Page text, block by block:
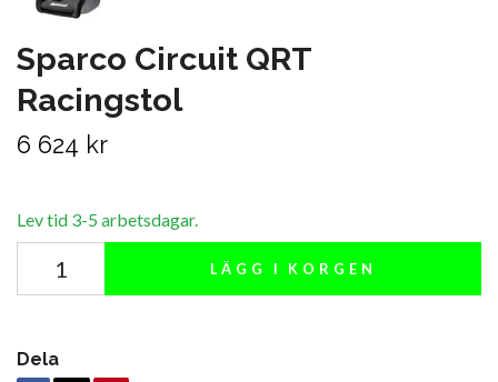
Sparco Circuit QRT
Racingstol
6 624 kr
Lev tid 3-5 arbetsdagar.
LÄGG I KORGEN
Dela